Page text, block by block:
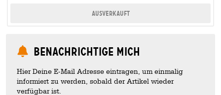
Ausverkauft
Benachrichtige mich
Hier Deine E-Mail Adresse eintragen, um einmalig
informiert zu werden, sobald der Artikel wieder
verfügbar ist.